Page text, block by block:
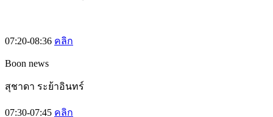
07:20-08:36 คลิก
Boon news
สุชาดา ระย้าอินทร์
07:30-07:45 คลิก